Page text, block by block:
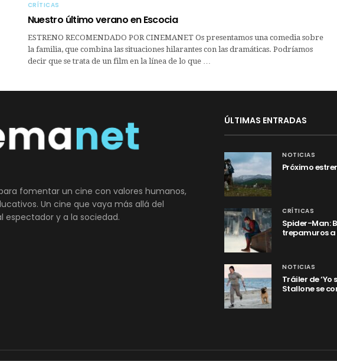
CRÍTICAS
Nuestro último verano en Escocia
ESTRENO RECOMENDADO POR CINEMANET Os presentamos una comedia sobre
la familia, que combina las situaciones hilarantes con las dramáticas. Podríamos
decir que se trata de un film en la línea de lo que …
fomentar un cine con valores humanos,
Un cine que vaya más allá del
y a la sociedad.
ÚLTIMAS ENTRADAS
NOTICIAS
Próximo
CRÍTICAS
Spider-Man:
trepamuros
NOTICIAS
Tráiler de
Stallone se